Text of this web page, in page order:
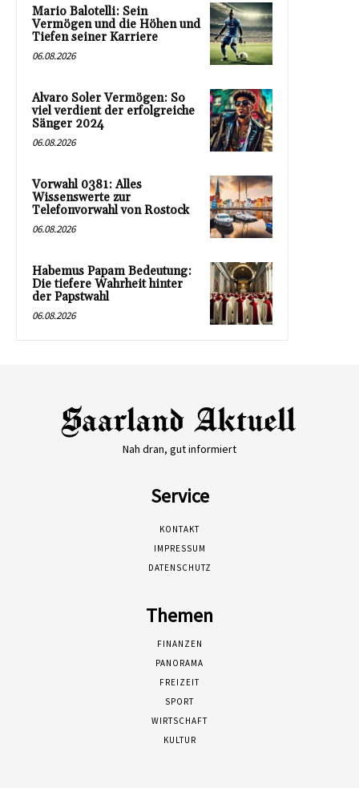
Mario Balotelli: Sein
Vermögen und die Höhen und
Tiefen seiner Karriere
06.08.2026
Alvaro Soler Vermögen: So
viel verdient der erfolgreiche
Sänger 2024
06.08.2026
Vorwahl 0381: Alles
Wissenswerte zur
Telefonvorwahl von Rostock
06.08.2026
Habemus Papam Bedeutung:
Die tiefere Wahrheit hinter
der Papstwahl
06.08.2026
Nah dran, gut informiert
Service
KONTAKT
IMPRESSUM
DATENSCHUTZ
Themen
FINANZEN
PANORAMA
FREIZEIT
SPORT
WIRTSCHAFT
KULTUR